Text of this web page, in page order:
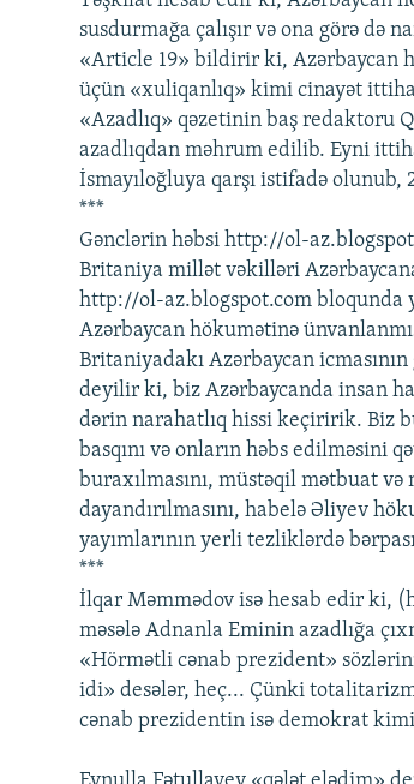
susdurmağa çalışır və ona görə də
«Article 19» bildirir ki, Azərbaycan
üçün «xuliqanlıq» kimi cinayət
«Azadlıq» qəzetinin baş redaktoru
azadlıqdan məhrum edilib. Eyni
İsmayıloğluya qarşı istifadə olunub,
***
Gənclərin həbsi http://ol-
Britaniya millət vəkilləri
http://ol-az.blogspot.com bloqunda
Azərbaycan hökumətinə
Britaniyadakı Azərbaycan
deyilir ki, biz Azərbaycanda insan
dərin narahatlıq hissi keçiririk. Biz
basqını və onların həbs edilməsini
buraxılmasını, müstəqil mətbuat
dayandırılmasını, habelə Əliyev
yayımlarının yerli tezliklərdə
***
İlqar Məmmədov isə hesab edir ki,
məsələ Adnanla Eminin azadlığa
«Hörmətli cənab prezident»
idi» desələr, heç... Çünki
cənab prezidentin isə demokrat